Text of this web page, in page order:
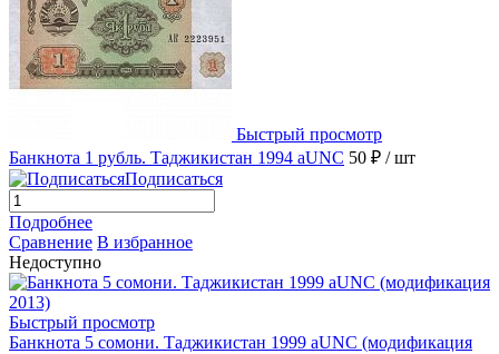
Быстрый просмотр
Банкнота 1 рубль. Таджикистан 1994 aUNC 50 ₽ / шт
Подписаться
Подробнее
Сравнение В избранное
Недоступно
Быстрый просмотр
Банкнота 5 сомони. Таджикистан 1999 aUNC (модификация